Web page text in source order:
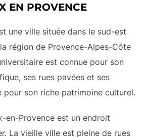
EN PROVENCE
une ville située dans le sud-est
région de Provence-Alpes-Côte
est connue pour son
ses rues pavées et ses
pour son riche patrimoine culturel.
en-Provence est un endroit
La vieille ville est pleine de rues